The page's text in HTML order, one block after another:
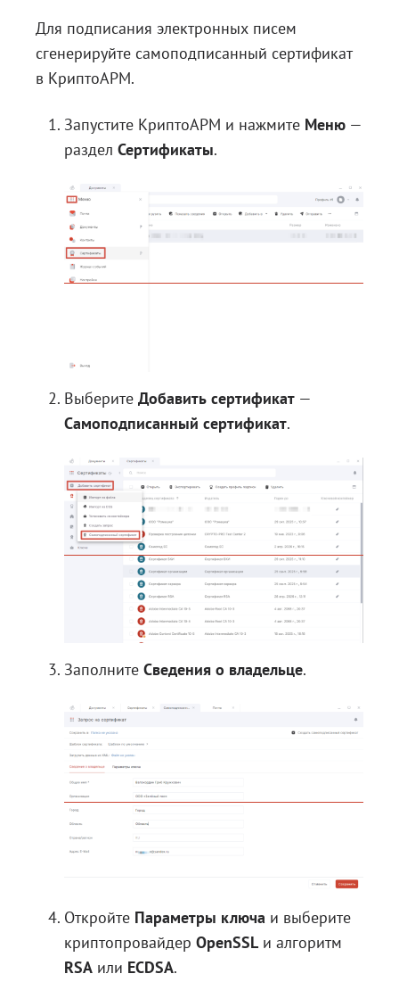
Для подписания электронных писем
сгенерируйте самоподписанный сертификат
в КриптоАРМ.
Запустите КриптоАРМ и нажмите Меню —
раздел Сертификаты.
Выберите Добавить сертификат —
Самоподписанный сертификат.
Заполните Сведения о владельце.
Откройте Параметры ключа и выберите
криптопровайдер OpenSSL и алгоритм
RSA или ECDSA.